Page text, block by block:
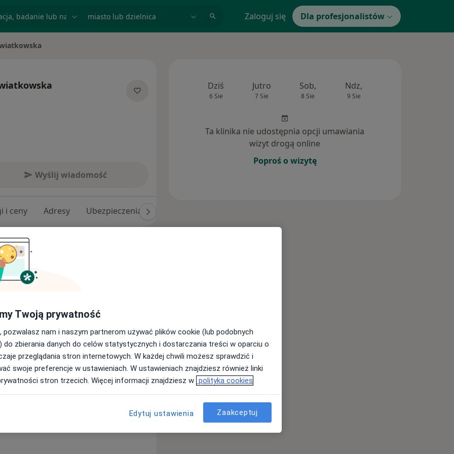
Zaloguj się Dla profesjonalistów
Wyślij wiadomość
i ceny Adresy Ubezpieczenia
w Łodzi - Wydział Wojskowo -
w Klinice Ginekologii
Płodu i Ginekologii
Specjalistycznym Szpitalu
Poza pracą w Oddziale
Perinatologii Szpitala im.
oraz w Oddziale Ginekologiczno -
Doktorantką I Katedry
w Łodzi. Tytuł specjalisty
2020.
w kraju i za granicą
i Położników (PTGiP).
Dziś
6 Sie
Jutro
7 Sie
Sob,
8 Sie
Ndz,
9 Sie
Ta klinika nie udostępnia opcji umawiania
wizyt drogą online
Poproś o wizytę
Twoją prywatność
pozwalasz nam i naszym partnerom używać plików cookie (lub podobnych
do zbierania danych do celów statystycznych i dostarczania treści w oparciu o
przeglądania stron internetowych. W każdej chwili możesz sprawdzić i
swoje preferencje w ustawieniach. W ustawieniach znajdziesz również linki
stron trzecich. Więcej informacji znajdziesz w polityka cookies
Edytuj ustawienia Zaakceptuj